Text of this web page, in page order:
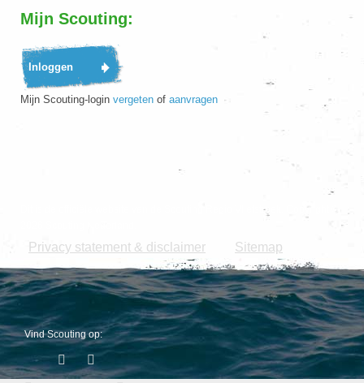
Mijn Scouting:
Mijn Scouting-login vergeten of aanvragen
Dit is de officiële website van de Scouting Regio Vlietstreek. Copyright ©
Privacy statement & disclaimer Sitemap
Vind Scouting op: